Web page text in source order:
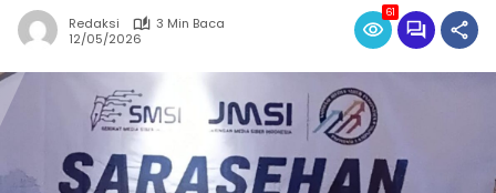
Redaksi
3 Min Baca
12/05/2026
61